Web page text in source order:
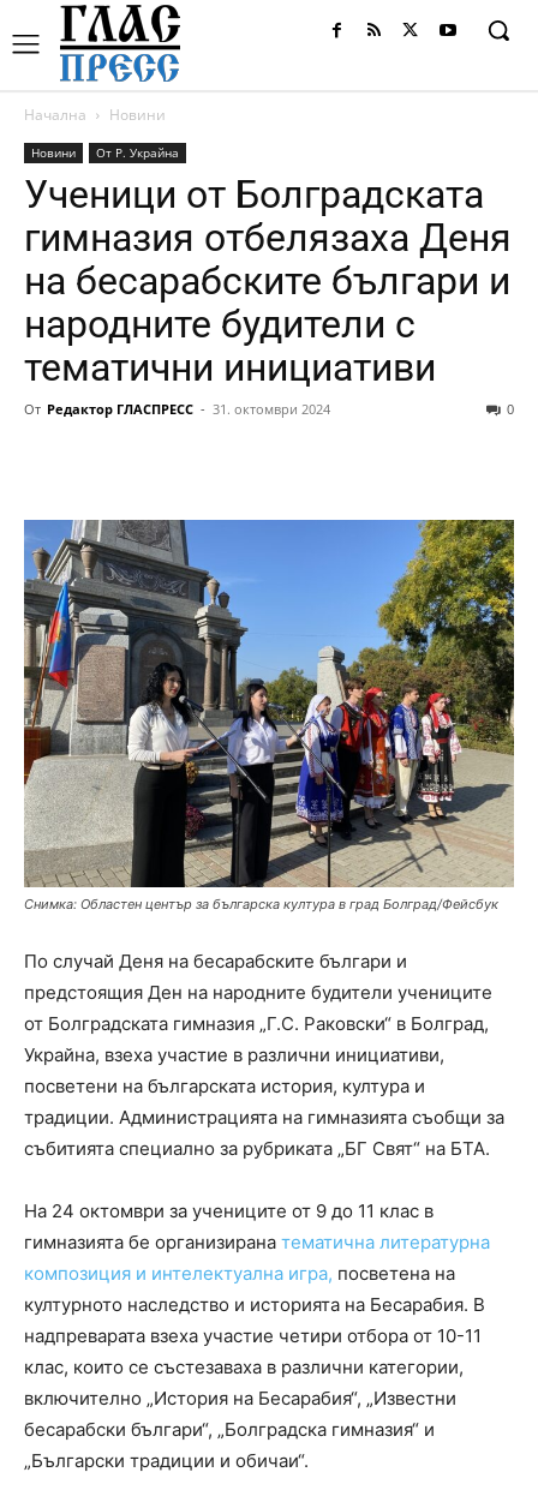
Начална Новини
Новини От Р. Украйна
Ученици от Болградската
гимназия отбелязаха Деня
на бесарабските българи и
народните будители с
тематични инициативи
От Редактор ГЛАСПРЕСС - 31. октомври 2024 0
Снимка: Областен център за българска култура в град Болград/Фейсбук
По случай Деня на бесарабските българи и
предстоящия Ден на народните будители учениците
от Болградската гимназия „Г.С. Раковски“ в Болград,
Украйна, взеха участие в различни инициативи,
посветени на българската история, култура и
традиции. Администрацията на гимназията съобщи за
събитията специално за рубриката „БГ Свят“ на БТА.
На 24 октомври за учениците от 9 до 11 клас в
гимназията бе организирана тематична литературна
композиция и интелектуална игра, посветена на
културното наследство и историята на Бесарабия. В
надпреварата взеха участие четири отбора от 10-11
клас, които се състезаваха в различни категории,
включително „История на Бесарабия“, „Известни
бесарабски българи“, „Болградска гимназия“ и
„Български традиции и обичаи“.